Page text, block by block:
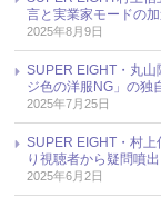
言と実業家モードの加
2025年8月9日
SUPER EIGHT・丸
ジ色の洋服NG」の独
2025年7月25日
SUPER EIGHT・村
り視聴者から疑問噴出
2025年6月2日